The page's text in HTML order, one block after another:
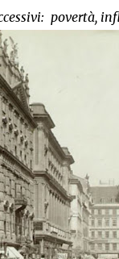
povertà,